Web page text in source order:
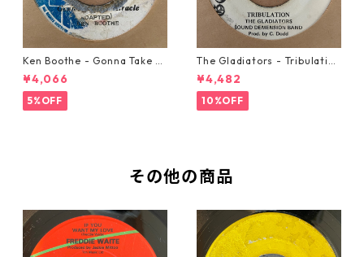
Ken Boothe - Gonna Take A
Miracle【7-21362】
¥4,066
5%OFF
The Gladiators - Tribulation
【7-21365】
¥4,482
10%OFF
その他の商品